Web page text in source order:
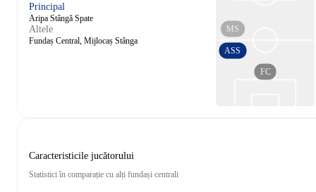
Principal
Aripa Stângă Spate
Altele
Fundaș Central, Mijlocaș Stânga
FC
ASS
MS
Caracteristicile jucătorului
Statistici în comparație cu alți fundași centrali